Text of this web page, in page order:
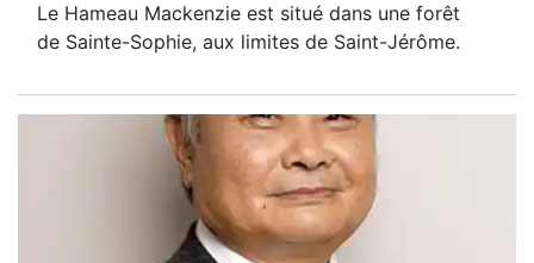
Le Hameau Mackenzie est situé dans une forêt
de Sainte-Sophie, aux limites de Saint-Jérôme.